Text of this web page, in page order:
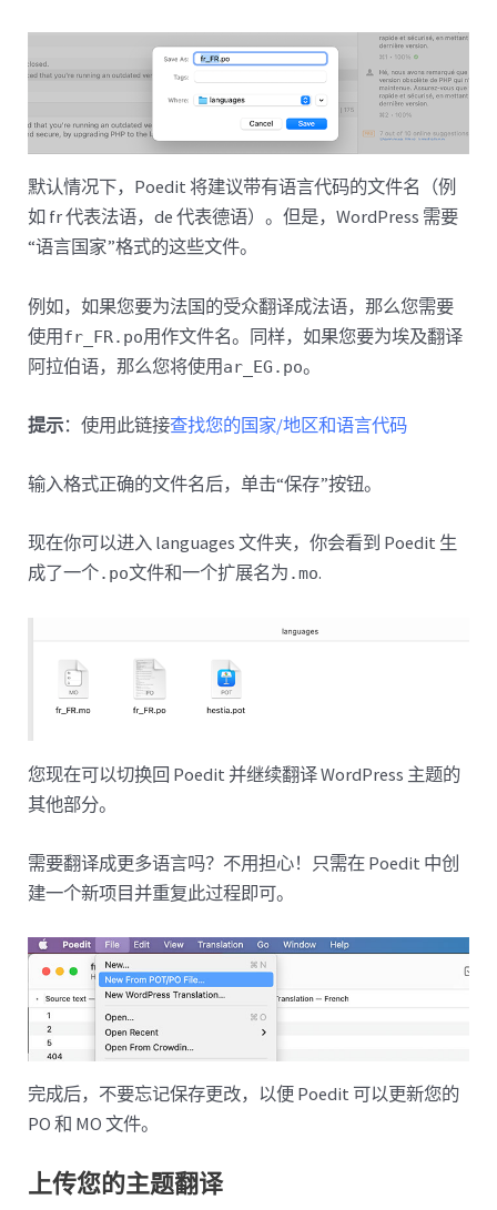
默认情况下，Poedit 将建议带有语言代码的文件名（例
如 fr 代表法语，de 代表德语）。但是，WordPress 需要
“语言国家”格式的这些文件。
例如，如果您要为法国的受众翻译成法语，那么您需要
使用fr_FR.po用作文件名。同样，如果您要为埃及翻译
阿拉伯语，那么您将使用ar_EG.po。
提示：使用此链接查找您的国家/地区和语言代码
输入格式正确的文件名后，单击“保存”按钮。
现在你可以进入 languages 文件夹，你会看到 Poedit 生
成了一个.po文件和一个扩展名为 .mo.
您现在可以切换回 Poedit 并继续翻译 WordPress 主题的
其他部分。
需要翻译成更多语言吗？不用担心！只需在 Poedit 中创
建一个新项目并重复此过程即可。
完成后，不要忘记保存更改，以便 Poedit 可以更新您的
PO 和 MO 文件。
上传您的主题翻译